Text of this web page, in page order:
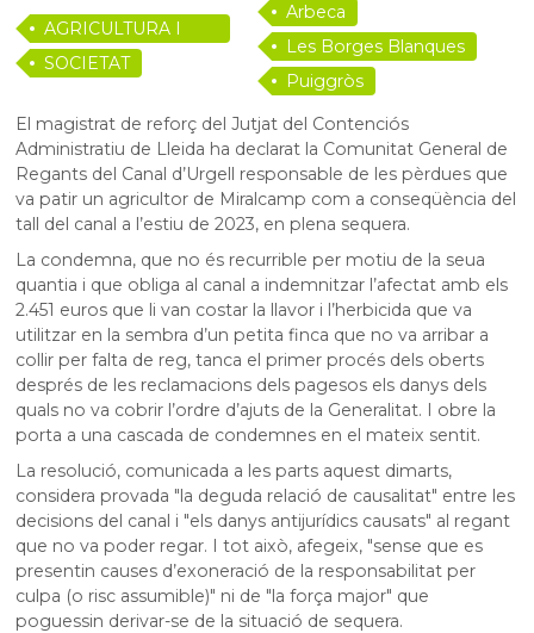
AGRICULTURA I
RAMADERIA
SOCIETAT
Arbeca
Les Borges Blanques
Puiggròs
El magistrat de reforç del Jutjat del Contenciós
Administratiu de Lleida ha declarat la Comunitat General de
Regants del Canal d’Urgell responsable de les pèrdues que
va patir un agricultor de Miralcamp com a conseqüència del
tall del canal a l’estiu de 2023, en plena sequera.
La condemna, que no és recurrible per motiu de la seua
quantia i que obliga al canal a indemnitzar l’afectat amb els
2.451 euros que li van costar la llavor i l’herbicida que va
utilitzar en la sembra d’un petita finca que no va arribar a
collir per falta de reg, tanca el primer procés dels oberts
després de les reclamacions dels pagesos els danys dels
quals no va cobrir l’ordre d’ajuts de la Generalitat. I obre la
porta a una cascada de condemnes en el mateix sentit.
La resolució, comunicada a les parts aquest dimarts,
considera provada "la deguda relació de causalitat" entre les
decisions del canal i "els danys antijurídics causats" al regant
que no va poder regar. I tot això, afegeix, "sense que es
presentin causes d’exoneració de la responsabilitat per
culpa (o risc assumible)" ni de "la força major" que
poguessin derivar-se de la situació de sequera.